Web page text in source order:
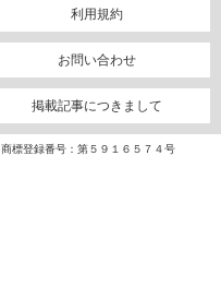
利用規約
お問い合わせ
掲載記事につきまして
標登録番号：第５９１６５７４号